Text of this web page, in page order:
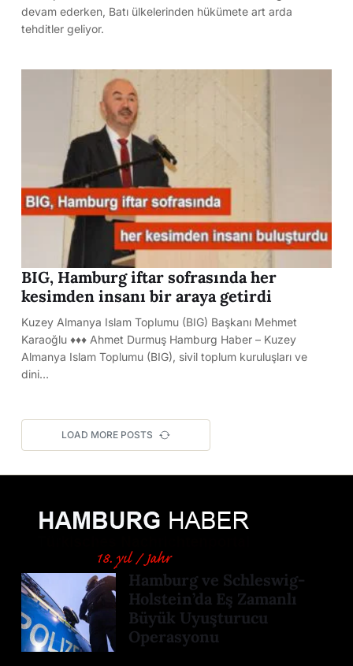
devam ederken, Batı ülkelerinden hükümete art arda
tehditler geliyor.
BIG, Hamburg iftar sofrasında her
kesimden insanı bir araya getirdi
Kuzey Almanya Islam Toplumu (BIG) Başkanı Mehmet
Karaoğlu ♦♦♦ Ahmet Durmuş Hamburg Haber – Kuzey
Almanya Islam Toplumu (BIG), sivil toplum kuruluşları ve
dini…
LOAD MORE POSTS
Hamburg ve Schleswig-
Holstein’da Eş Zamanlı
Büyük Uyuşturucu
Operasyonu